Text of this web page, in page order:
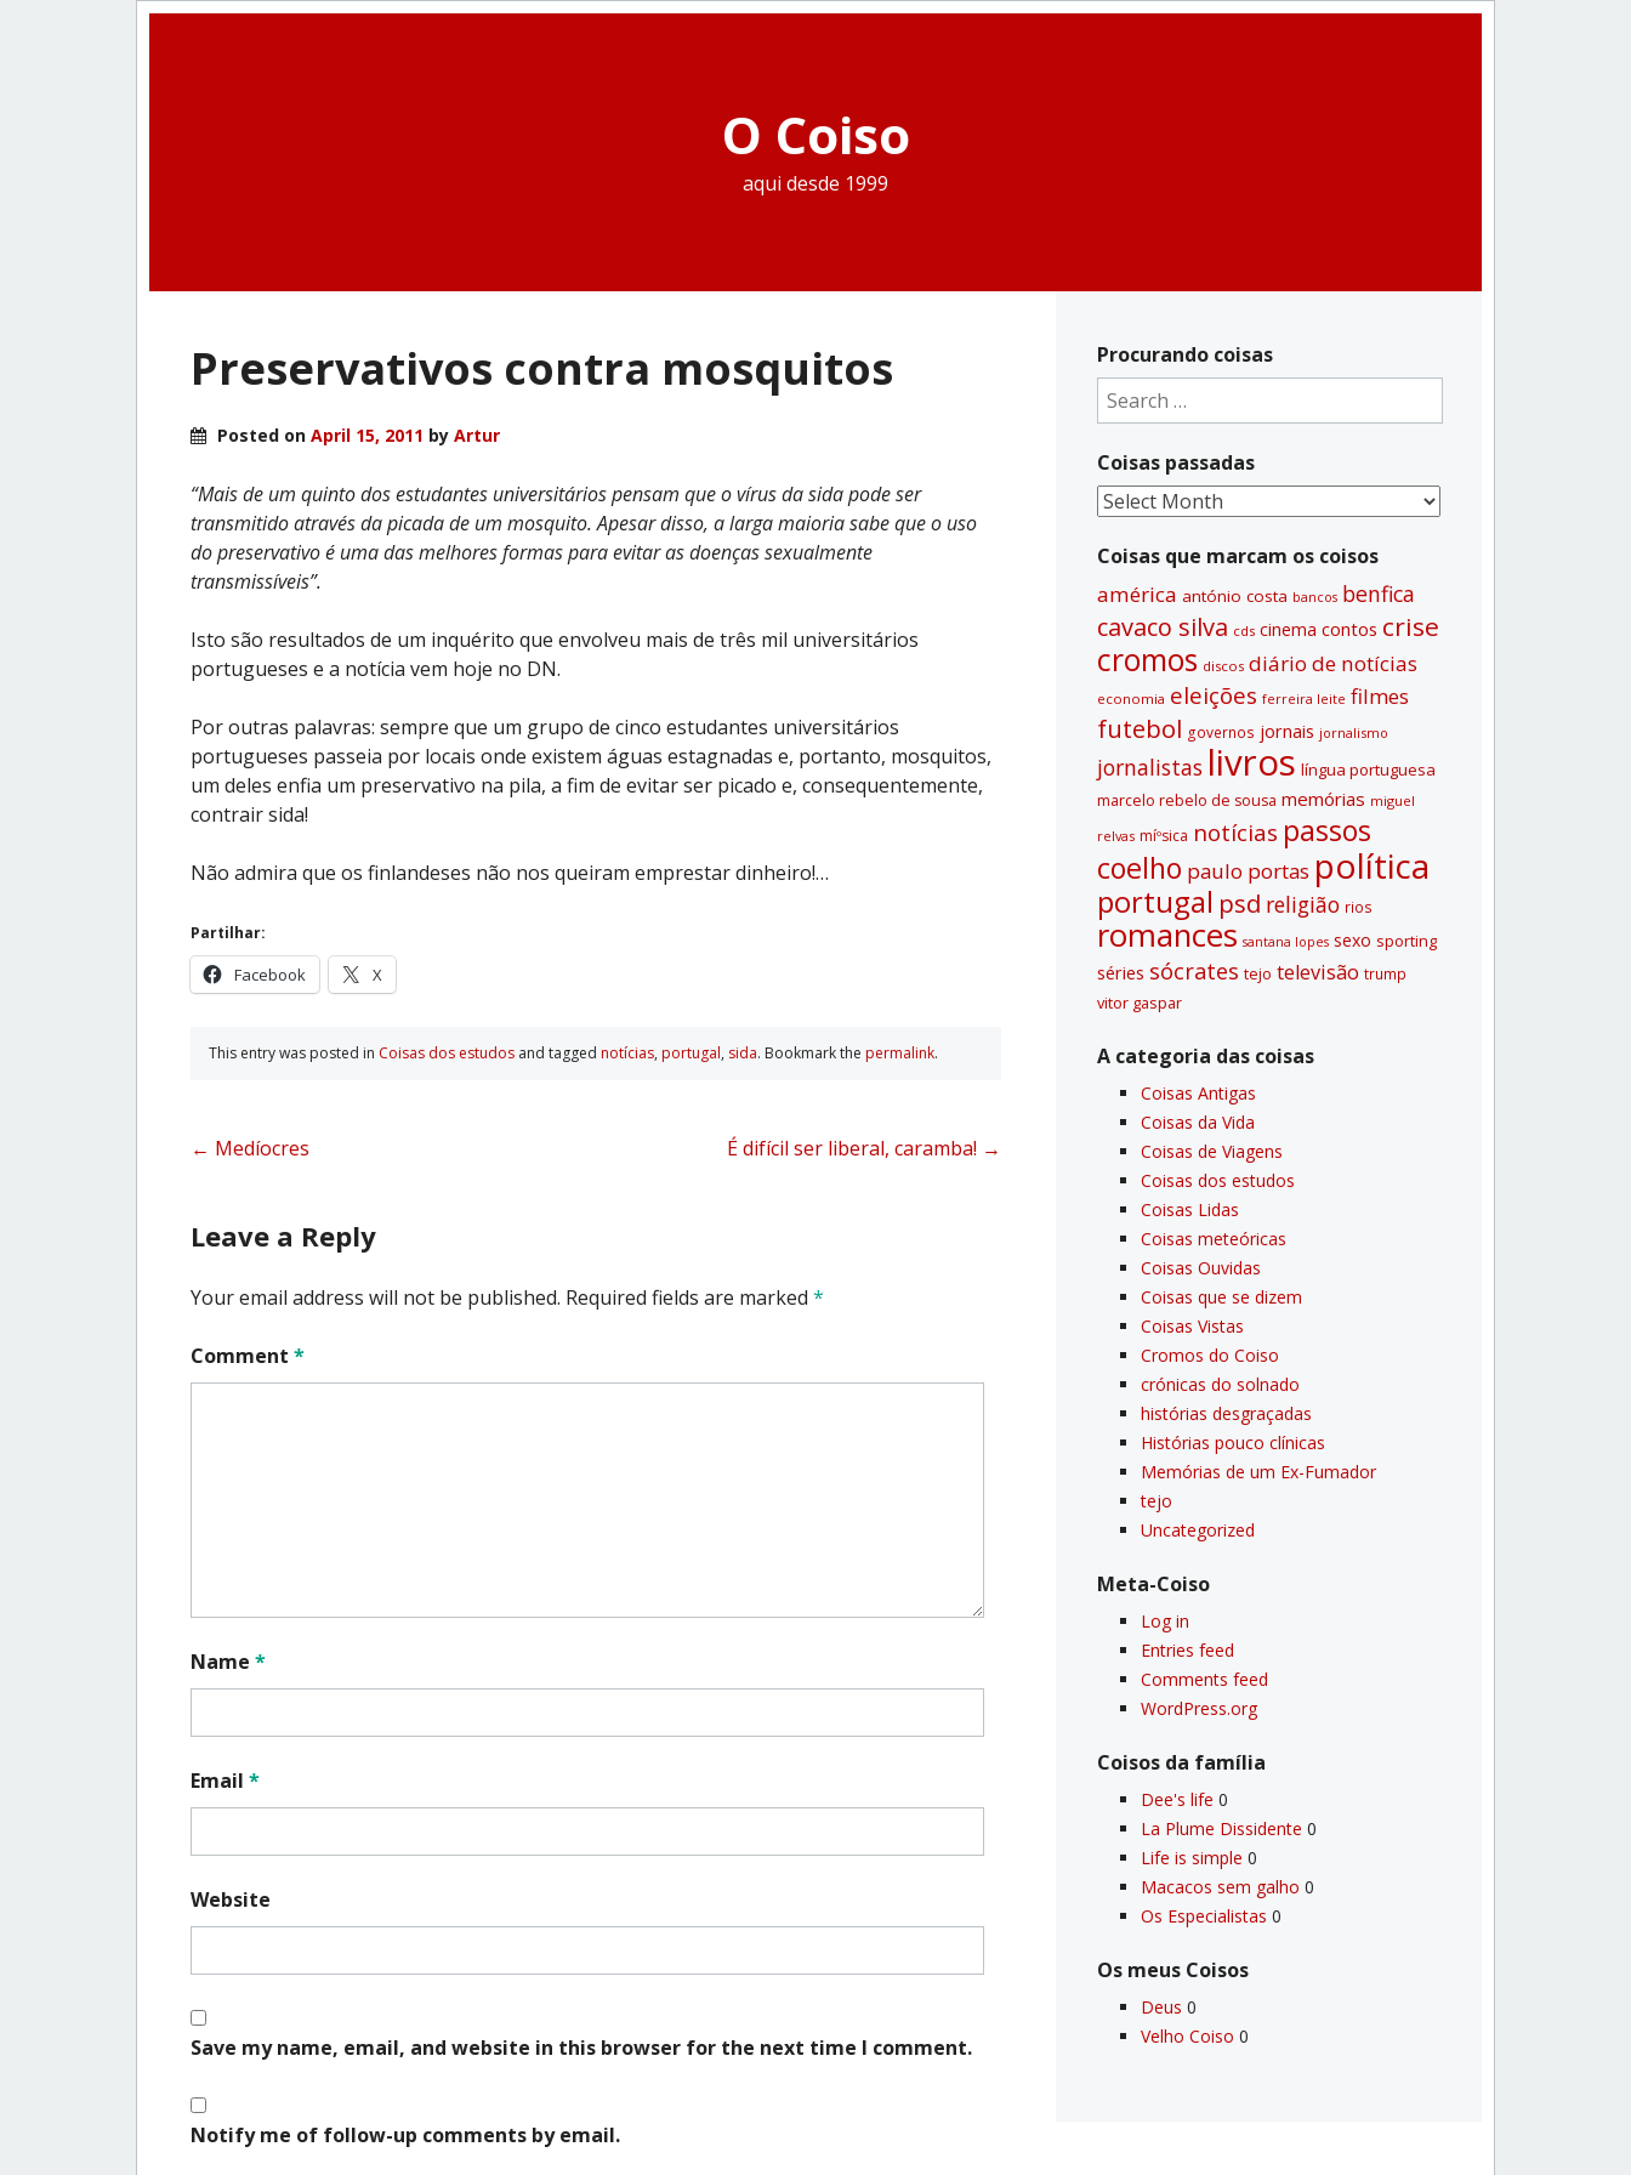
O Coiso
aqui desde 1999
Preservativos contra mosquitos
Posted on April 15, 2011 by Artur
“Mais de um quinto dos estudantes universitários pensam que o vírus da sida pode ser
transmitido através da picada de um mosquito. Apesar disso, a larga maioria sabe que o uso
do preservativo é uma das melhores formas para evitar as doenças sexualmente
transmissíveis”.
Isto são resultados de um inquérito que envolveu mais de três mil universitários
portugueses e a notícia vem hoje no DN.
Por outras palavras: sempre que um grupo de cinco estudantes universitários
portugueses passeia por locais onde existem águas estagnadas e, portanto, mosquitos,
um deles enfia um preservativo na pila, a fim de evitar ser picado e, consequentemente,
contrair sida!
Não admira que os finlandeses não nos queiram emprestar dinheiro!…
Partilhar:
Facebook X
This entry was posted in Coisas dos estudos and tagged notí­cias, portugal, sida. Bookmark the permalink.
Post
← Medíocres É difícil ser liberal, caramba! →
Leave a Reply
Your email address will not be published. Required fields are marked *
Comment *
Name *
Email *
Website
Save my name, email, and website in this browser for the next time I comment.
Notify me of follow-up comments by email.
Procurando coisas
Search
for:
Coisas passadas
Coisas
Coisas que marcam os coisos
américa antónio costa bancos benfica
cavaco silva cds cinema contos crise
cromos discos diário de notí­cias
economia eleições ferreira leite filmes
futebol governos jornais jornalismo
jornalistas livros lí­ngua portuguesa
marcelo rebelo de sousa memórias miguel
relvas míºsica notí­cias passos
coelho paulo portas polí­tica
portugal psd religião rios
romances santana lopes sexo sporting
séries sócrates tejo televisão trump
vitor gaspar
A categoria das coisas
Coisas Antigas
Coisas da Vida
Coisas de Viagens
Coisas dos estudos
Coisas Lidas
Coisas meteóricas
Coisas Ouvidas
Coisas que se dizem
Coisas Vistas
Cromos do Coiso
crónicas do solnado
histórias desgraçadas
Histórias pouco clí­nicas
Memórias de um Ex-Fumador
tejo
Uncategorized
Meta-Coiso
Log in
Entries feed
Comments feed
WordPress.org
Coisos da famí­lia
Dee's life 0
La Plume Dissidente 0
Life is simple 0
Macacos sem galho 0
Os Especialistas 0
Os meus Coisos
Deus 0
Velho Coiso 0